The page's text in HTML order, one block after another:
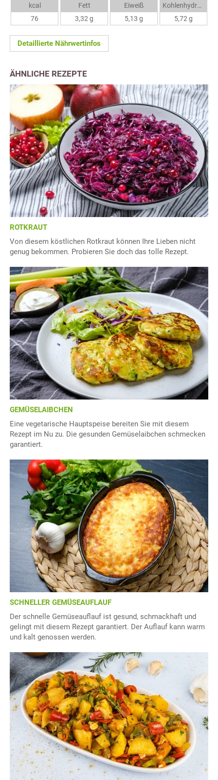
kcal
76
Fett
3,32 g
Eiweiß
5,13 g
Kohlenhydrate
5,72 g
Detaillierte Nährwertinfos
ÄHNLICHE REZEPTE
ROTKRAUT
Von diesem köstlichen Rotkraut können Ihre Lieben nicht
genug bekommen. Probieren Sie doch das tolle Rezept.
GEMÜSELAIBCHEN
Eine vegetarische Hauptspeise bereiten Sie mit diesem
Rezept im Nu zu. Die gesunden Gemüselaibchen schmecken
garantiert.
SCHNELLER GEMÜSEAUFLAUF
Der schnelle Gemüseauflauf ist gesund, schmackhaft und
gelingt mit diesem Rezept garantiert. Der Auflauf kann warm
und kalt genossen werden.